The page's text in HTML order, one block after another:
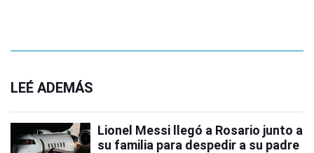
LEÉ ADEMÁS
Lionel Messi llegó a Rosario junto a
su familia para despedir a su padre